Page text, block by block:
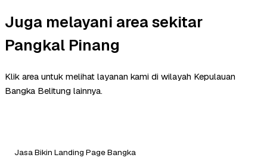
Juga melayani area sekitar
Pangkal Pinang
Klik area untuk melihat layanan kami di wilayah Kepulauan
Bangka Belitung lainnya.
Jasa Bikin Landing Page Bangka